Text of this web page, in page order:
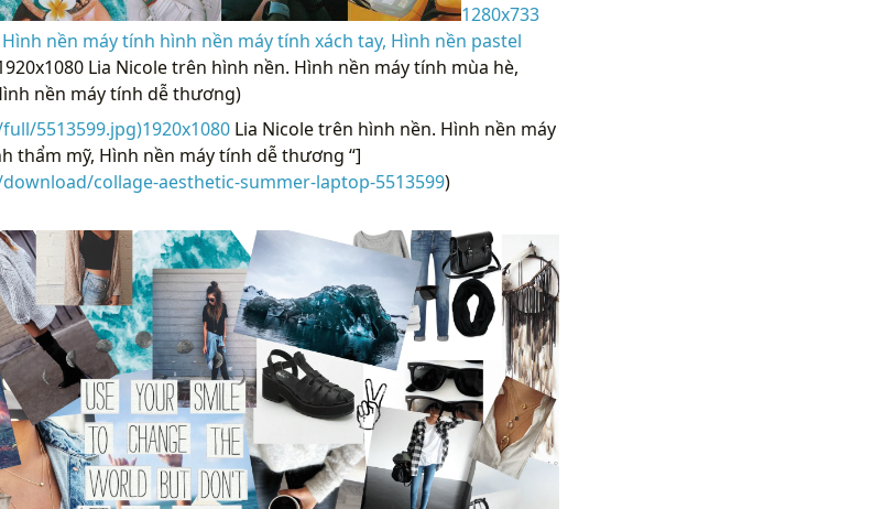
1280x733
nền máy tính hình nền máy tính xách tay, Hình nền pastel
Lia Nicole trên hình nền. Hình nền máy tính mùa hè,
nền máy tính dễ thương)
5513599.jpg)1920x1080Lia Nicole trên hình nền. Hình nền máy
thẩm mỹ, Hình nền máy tính dễ thương “]
collage-aesthetic-summer-laptop-5513599)